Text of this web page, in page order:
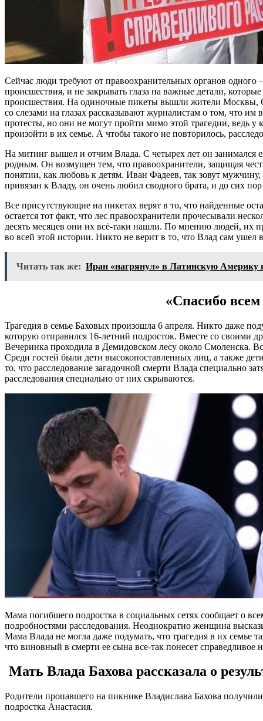
Сейчас люди требуют от правоохранительных органов одного
происшествия, и не закрывать глаза на важные детали,
происшествия. На одиночные пикеты вышли жители Москвы,
со слезами на глазах рассказывают журналистам о том, что
протесты, но они не могут пройти мимо этой трагедии, ведь у
произойти в их семье. А чтобы такого не повторилось,
На митинг вышел и отчим Влада. С четырех лет он занимался
родным. Он возмущен тем, что правоохранители, защищая
понятии, как любовь к детям. Иван Фадеев, так зовут
привязан к Владу, он очень любил сводного брата, и до сих
Все присутствующие на пикетах верят в то, что найденные
остается тот факт, что лес правоохранители прочесывали
десять месяцев они их всё-таки нашли. По мнению людей, их
во всей этой истории. Никто не верит в то, что Влад сам ушел
Читать так же: Иран «нагрянул» в Латинскую
«Спасибо
Трагедия в семье Баховых произошла 6 апреля. Никто даже
которую отправился 16-летний подросток. Вместе со своими
Вечеринка проходила в Демидовском лесу около Смоленска.
Среди гостей были дети высокопоставленных лиц, а также
то, что расследование загадочной смерти Влада специально
расследования специально от них скрываются.
Мама погибшего подростка в социальных сетях сообщает о
подробностями расследования. Неоднократно женщина
Мама Влада не могла даже подумать, что трагедия в их семье
что виновный в смерти ее сына все-так понесет справедливое
Мать Влада Бахова рассказала о
Родители пропавшего на пикнике Владислава Бахова
подростка Анастасия.